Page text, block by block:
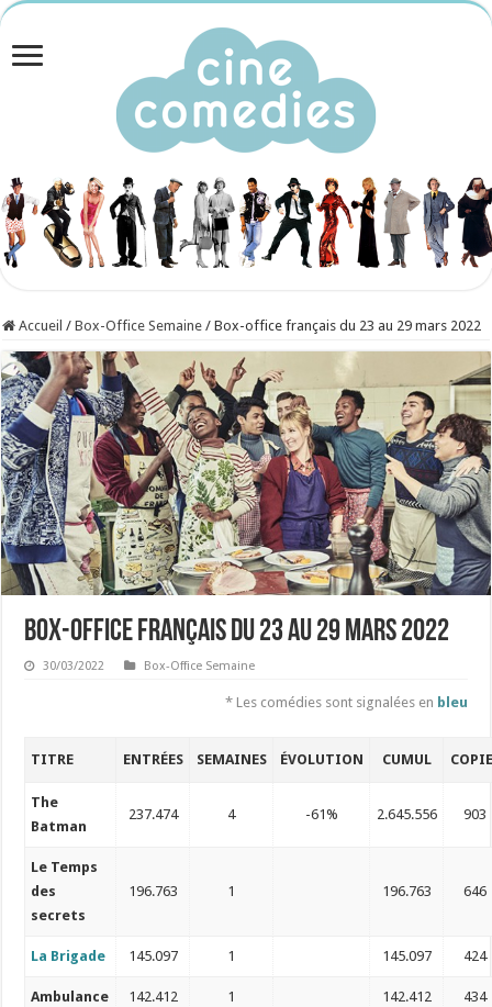
Accueil / Box-Office Semaine / Box-office français du 23 au 29 mars 2022
Box-office français du 23 au 29 mars 2022
30/03/2022 Box-Office Semaine
* Les comédies sont signalées en bleu
TITRE ENTRÉES SEMAINES ÉVOLUTION CUMUL
The
Batman
237.474 4 -61% 2.645.556 903
Le Temps
des
secrets
196.763 1 196.763 646
La Brigade 145.097 1 145.097 424
Ambulance 142.412 1 142.412 434